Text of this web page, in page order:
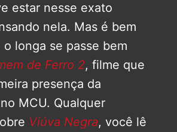
estar nesse exato
nela. Mas é bem
longa se passe bem
de Ferro 2, filme que
presença da
MCU. Qualquer
Viúva Negra, você lê